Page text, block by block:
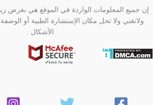
إن جميع المعلومات الواردة في الموقع هي بغرض
ولاتغني ولا تحل مكان الإستشارة الطبية أو
الأشكال .